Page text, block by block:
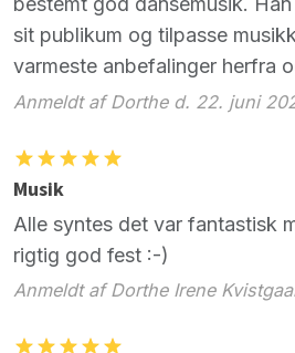
sit publikum og tilpasse
varmeste anbefalinger herfra
Anmeldt af Dorthe d. 22. juni
Musik
Alle syntes det var fantastisk
rigtig god fest :-)
Anmeldt af Dorthe Irene